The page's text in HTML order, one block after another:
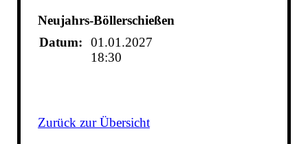
Neujahrs-Böllerschießen
Datum:
01.01.2027
18:30
Zurück zur Übersicht